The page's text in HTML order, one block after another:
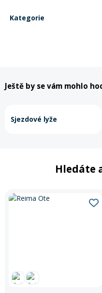
Kategorie
Ještě by se vám mohlo
Sjezdové lyže
Hledáte